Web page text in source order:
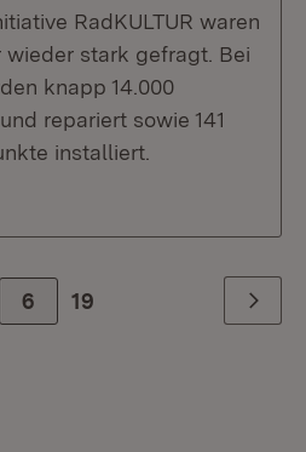
RadKULTUR waren
wieder stark gefragt. Bei
knapp 14.000
repariert sowie 141
installiert.
6 Zur letzte Seite
19 Weiter